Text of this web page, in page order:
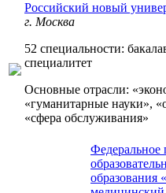
Российский новый
г. Москва
52 специальности:
специалитет
Основные отрасли:
«гуманитарные науки»,
«сфера обслуживания»
Федеральное
образования